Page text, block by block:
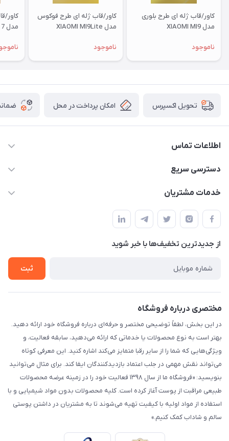
کاور/قاب ژله ای طرح بلوری
مدل XIAOMI MI9
ناموجود
کاور/قاب ژله ای طرح فوکوس
مدل XIAOMI MI9Lite
ناموجود
کاور/
مدل XIAOMI RM 7
تحویل اکسپرس امکان پرداخت در محل
اطلاعات تماس
09332394024-09120346631
دسترسی سریع
حساب کاربری
لیست محصولات
درباره ما
خدمات مشتریان
قوانین و مقررات
حریم خصوصی
راهنما
از جدید‌ترین تخفیف‌ها با‌ خبر شوید
ثبت
مختصری درباره فروشگاه
در این بخش، لطفاً توضیحی مختصر و حرفه‌ای درباره فروشگاه خود ارائه دهید.
بهتر است به نوع محصولات یا خدماتی که ارائه می‌دهید، سابقه فعالیت، و
ویژگی‌هایی که شما را از سایر رقبا متمایز می‌کند اشاره کنید. این معرفی کوتاه
می‌تواند نقش مهمی در جلب اعتماد بازدیدکنندگان ایفا کند. برای مثال می‌توانید
بنویسید: «فروشگاه ما از سال ۱۳۹۸ فعالیت خود را در زمینه عرضه محصولات
طبیعی مراقبت از پوست آغاز کرده است. کلیه محصولات بدون مواد شیمیایی و با
استفاده از مواد اولیه با کیفیت تهیه می‌شوند تا به مشتریان در داشتن پوستی
سالم و شاداب کمک کنیم.»